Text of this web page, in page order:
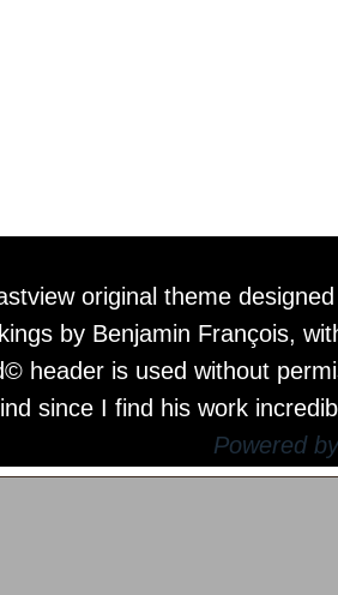
original theme
by Benjamin François,
header is used without
since I find his work
Powered